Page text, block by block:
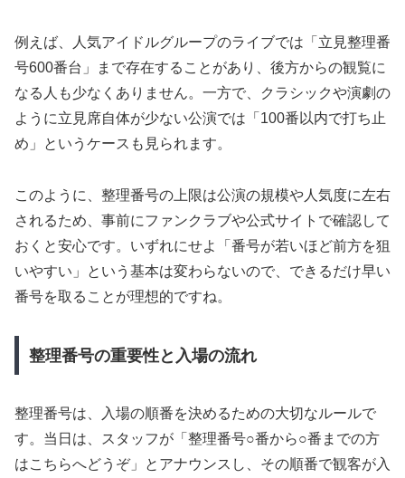
例えば、人気アイドルグループのライブでは「立見整理番
号600番台」まで存在することがあり、後方からの観覧に
なる人も少なくありません。一方で、クラシックや演劇の
ように立見席自体が少ない公演では「100番以内で打ち止
め」というケースも見られます。
このように、整理番号の上限は公演の規模や人気度に左右
されるため、事前にファンクラブや公式サイトで確認して
おくと安心です。いずれにせよ「番号が若いほど前方を狙
いやすい」という基本は変わらないので、できるだけ早い
番号を取ることが理想的ですね。
整理番号の重要性と入場の流れ
整理番号は、入場の順番を決めるための大切なルールで
す。当日は、スタッフが「整理番号○番から○番までの方
はこちらへどうぞ」とアナウンスし、その順番で観客が入